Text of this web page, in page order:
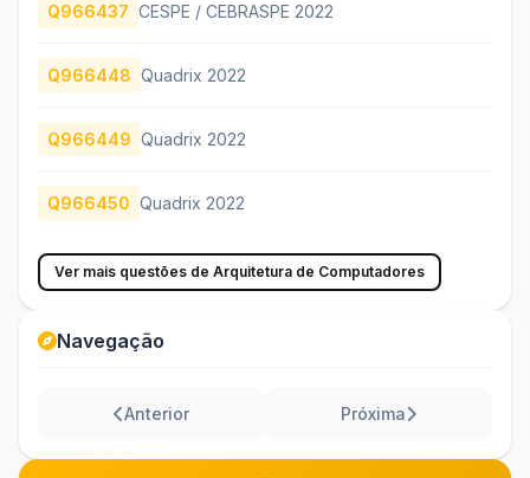
Q966437 CESPE / CEBRASPE 2022
Q966448 Quadrix 2022
Q966449 Quadrix 2022
Q966450 Quadrix 2022
Ver mais questões de Arquitetura de Computadores
Navegação
Anterior Próxima